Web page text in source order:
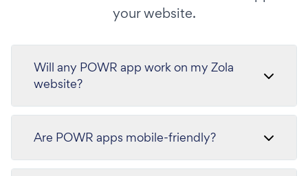
your website.
Will any POWR app work on my Zola
website?
Are POWR apps mobile-friendly?